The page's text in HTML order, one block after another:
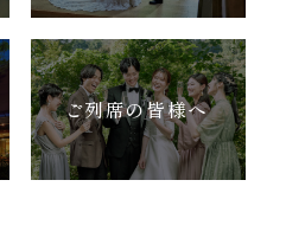
ご列席の皆様へ